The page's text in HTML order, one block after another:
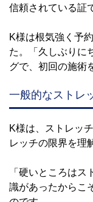
信頼されている証
K様は根気強く予
た。「久しぶりに
グで、初回の施術
一般的なストレ
K様は、ストレッ
レッチの限界を理
「硬いところは
識があったからこ